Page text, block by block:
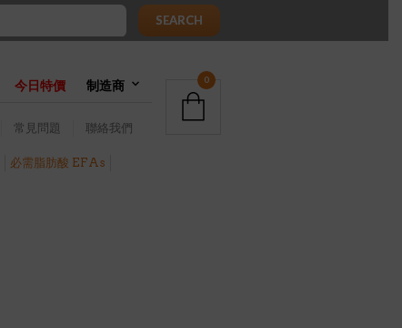
SEARCH
今日特價 制造商
常見問題 聯絡我們
0
必需脂肪酸 EFAs